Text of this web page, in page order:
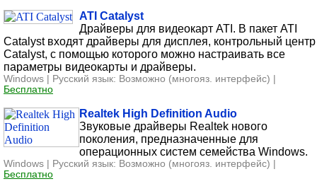
ATI Catalyst
Драйверы для видеокарт ATI. В пакет ATI
Catalyst входят драйверы для дисплея, контрольный центр
Catalyst, с помощью которого можно настраивать все
параметры видеокарты и драйверы.
Windows | Русский язык: Возможно (многояз. интерфейс) |
Бесплатно
Realtek High Definition Audio
Звуковые драйверы Realtek нового
поколения, предназначенные для
операционных систем семейства Windows.
Windows | Русский язык: Возможно (многояз. интерфейс) |
Бесплатно